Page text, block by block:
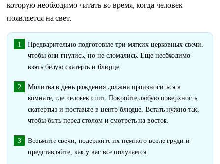
которую необходимо читать во время, когда человек
появляется на свет.
Предварительно подготовьте три мягких церковных свечи,
чтобы они гнулись, но не сломались. Еще необходимо
взять белую скатерть и блюдце.
Молитва в день рождения должна произноситься в
комнате, где человек спит. Покройте любую поверхность
скатертью и поставьте в центр блюдце. Встать нужно так,
чтобы быть перед столом и смотреть на восток.
Возьмите свечи, подержите их немного возле груди и
представляйте, как у вас все получается.